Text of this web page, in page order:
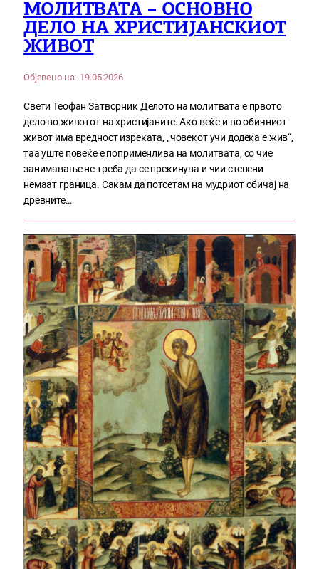
МОЛИТВАТА – ОСНОВНО
ДЕЛО НА ХРИСТИЈАНСКИОТ
ЖИВОТ
Објавено на: 19.05.2026
Свети Теофан Затворник Делото на молитвата е првото
дело во животот на христијаните. Ако веќе и во обичниот
живот има вредност изреката, „човекот учи додека е жив“,
таа уште повеќе е поприменлива на молитвата, со чие
занимавање не треба да се прекинува и чии степени
немаат граница. Сакам да потсетам на мудриот обичај на
древните…